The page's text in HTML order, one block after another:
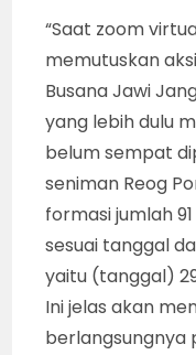
“Saat zoom
memutuskan
Busana Jawi
yang lebih dulu
belum sempat
seniman Reog
formasi jumlah
sesuai tanggal
yaitu (tanggal)
Ini jelas akan
berlangsungnya